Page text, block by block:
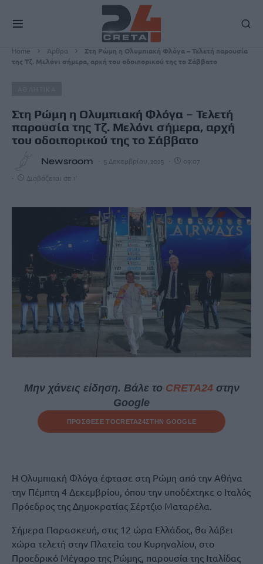
Home Άρθρα
Στη Ρώμη η Ολυμπιακή Φλόγα – Τελετή παρουσία
της Τζ. Μελόνι σήμερα, αρχή του οδοιπορικού της το Σάββατο
Στη Ρώμη η Ολυμπιακή Φλόγα – Τελετή
παρουσία της Τζ. Μελόνι σήμερα, αρχή
του οδοιπορικού της το Σάββατο
Newsroom 5 Δεκεμβρίου, 2025 09:07
Διαβάζεται σε 1'
Μην χάνεις είδηση. Βάλε το CRETA24στην
Google
ΠΡΟΣΘΕΣΕ ΤΟCRETA24ΣΤΗΝ GOOGLE
Η Ολυμπιακή Φλόγα έφτασε στη Ρώμη από την Αθήνα
την Πέμπτη 4 Δεκεμβρίου, όπου την υποδέχτηκε ο Ιταλός
Πρόεδρος της Δημοκρατίας Σέρτζιο Ματαρέλα.
Σήμερα Παρασκευή, στις 12 ώρα Ελλάδος, θα λάβει
χώρα τελετή στην Πλατεία του Κυρηναλίου, στο
Προεδρικό Μέγαρο της Ρώμης, παρουσία της Ιταλίδας